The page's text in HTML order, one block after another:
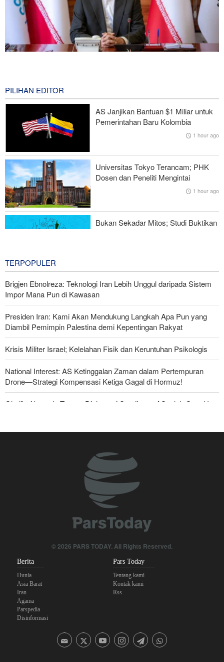
Araghchi kepada Negara Tetangga: Kini Saatnya Andalkan Diri
Sendiri dan Jalin Persaudaraan Sejati
CNN: Kepala Staf Angkatan Bersenjata AS Cari Jalan untuk
Rencana Bom ISIS di Area Sayidah Zainab Damaskus
Digagalkan
IRGC: Pengakuan Media Asing atas Kekalahan Trump Hasil
Perjuangan Media Revolusioner
PILIHAN EDITOR
AS Janjikan Bantuan $1 Miliar untuk
Pemerintahan Baru Kolombia
1 hour ago
Universitas Tokyo Terancam; PHK
Dosen dan Peneliti Mengintai
1 hour ago
Bukan Sekadar Mitos; Studi Buktikan
TERPOPULER
Brigjen Ebnolreza: Teknologi Iran Lebih Unggul daripada Sistem
Impor Mana Pun di Kawasan
Presiden Iran: Kami Akan Mendukung Langkah Apa Pun yang
Diambil Pemimpin Palestina demi Kepentingan Rakyat
Krisis Militer Israel; Kelelahan Fisik dan Keruntuhan Psikologis
National Interest: AS Ketinggalan Zaman dalam Pertempuran
Drone—Strategi Kompensasi Ketiga Gagal di Hormuz!
Ghalibaf kepada Trump: Diplomasi Sandiwara AS telah Gagal !
The Economist: Kesepakatan dengan Iran Opsi Realistis Akhiri
Yahya Saree: Kami Hancurkan Posisi Pasukan Bayaran Saudi
dengan Rudal Balistik dan Drone
Brigjen Akrami Nia: Artesh dalam Kondisi Siaga Penuh
Anggota Kongres AS Khawatirkan Dampak Menipisnya Rudal
© 2026 PARS TODAY. All Rights Reserved.
Berita
Dunia
Asia Barat
Iran
Agama
Parspedia
Disinformasi
Pars Today
Tentang kami
Kontak kami
Rss